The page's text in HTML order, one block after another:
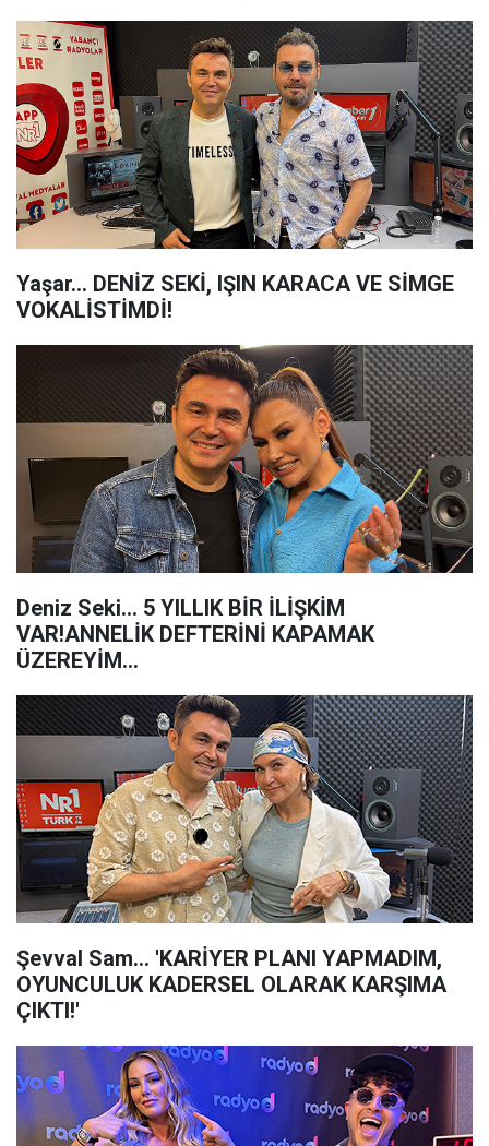
Yaşar… DENİZ SEKİ, IŞIN KARACA VE SİMGE
VOKALİSTİMDİ!
Deniz Seki… 5 YILLIK BİR İLİŞKİM
VAR!ANNELİK DEFTERİNİ KAPAMAK
ÜZEREYİM…
Şevval Sam... 'KARİYER PLANI YAPMADIM,
OYUNCULUK KADERSEL OLARAK KARŞIMA
ÇIKTI!'